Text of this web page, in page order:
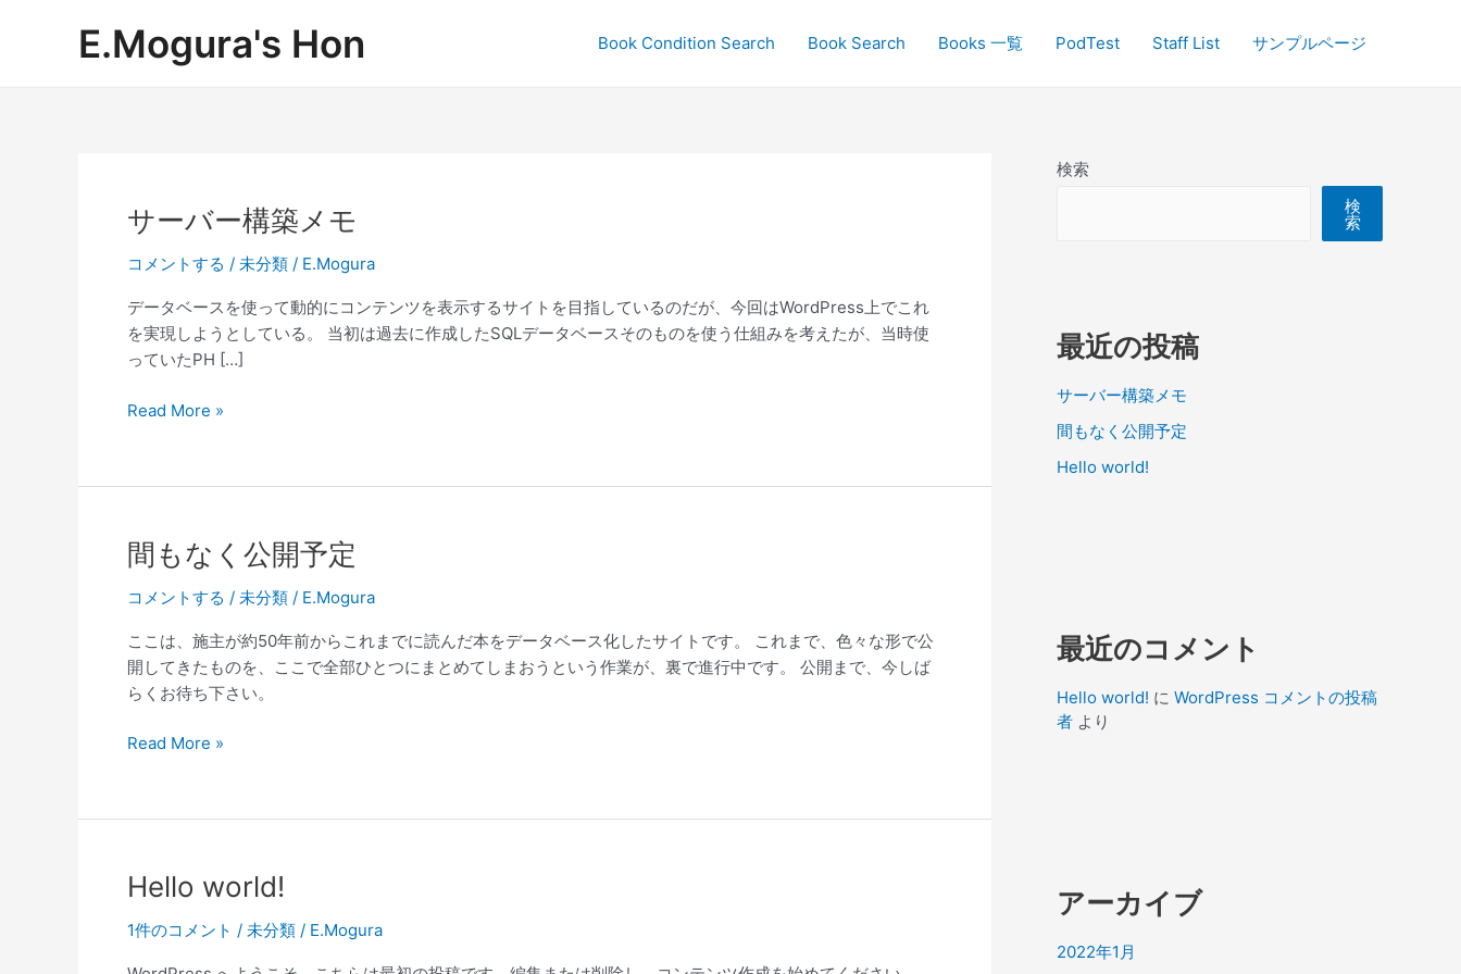
E.Mogura's Hon Book Condition Search Book Search Books 一覧 PodTest Staff List サンプルページ
サーバー構築メモ
コメントする / 未分類 / E.Mogura
データベースを使って動的にコンテンツを表示するサイトを目指しているのだが、今回はWordPress上でこれ
を実現しようとしている。 当初は過去に作成したSQLデータベースそのものを使う仕組みを考えたが、当時使
っていたPH […]
サ
ー
バ
構
築
メ
Read More »
間もなく公開予定
コメントする / 未分類 / E.Mogura
ここは、施主が約50年前からこれまでに読んだ本をデータベース化したサイトです。 これまで、色々な形で公
開してきたものを、ここで全部ひとつにまとめてしまおうという作業が、裏で進行中です。 公開まで、今しば
らくお待ち下さい。
間
も
な
公
開
予
Read More »
Hello world!
1件のコメント / 未分類 / E.Mogura
Hello
検索
検
索
最近の投稿
サーバー構築メモ
間もなく公開予定
Hello world!
最近のコメント
Hello world! に WordPress コメントの投稿
者 より
アーカイブ
2022年1月